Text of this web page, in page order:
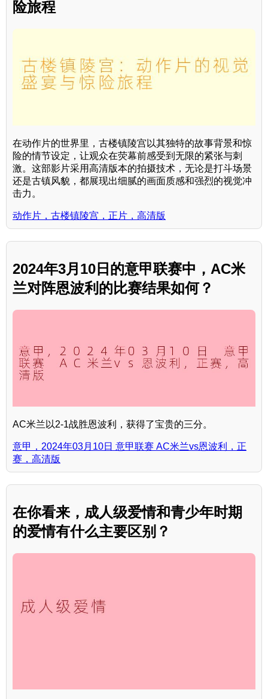
险旅程
在动作片的世界里，古楼镇陵宫以其独特的故事背景和惊
险的情节设定，让观众在荧幕前感受到无限的紧张与刺
激。这部影片采用高清版本的拍摄技术，无论是打斗场景
还是古镇风貌，都展现出细腻的画面质感和强烈的视觉冲
击力。
动作片，古楼镇陵宫，正片，高清版
2024年3月10日的意甲联赛中，AC米
兰对阵恩波利的比赛结果如何？
AC米兰以2-1战胜恩波利，获得了宝贵的三分。
意甲，2024年03月10日 意甲联赛 AC米兰vs恩波利，正
赛，高清版
在你看来，成人级爱情和青少年时期
的爱情有什么主要区别？